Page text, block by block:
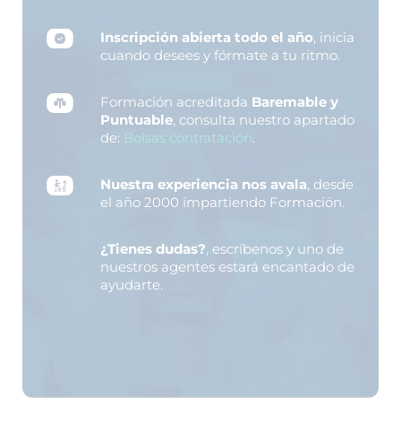
Inscripción abierta todo el año, inicia
cuando desees y fórmate a tu ritmo.
Formación acreditada Baremable y
Puntuable, consulta nuestro apartado
de: Bolsas contratación.
Nuestra experiencia nos avala, desde
el año 2000 impartiendo Formación.
¿Tienes dudas?, escríbenos y uno de
nuestros agentes estará encantado de
ayudarte.